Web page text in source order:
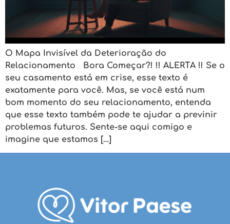
O Mapa Invisível da Deterioração do
Relacionamento Bora Começar?! !! ALERTA !! Se o
seu casamento está em crise, esse texto é
exatamente para você. Mas, se você está num
bom momento do seu relacionamento, entenda
que esse texto também pode te ajudar a previnir
problemas futuros. Sente-se aqui comigo e
imagine que estamos […]